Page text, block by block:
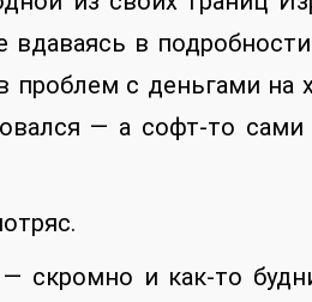
в
проблем с деньгами на
— а софт-то
скромно и как-то